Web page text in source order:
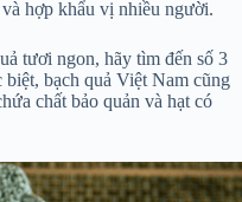
hợp khẩu vị nhiều người.
tươi ngon, hãy tìm đến số 3
bạch quả Việt Nam cũng
chất bảo quản và hạt có